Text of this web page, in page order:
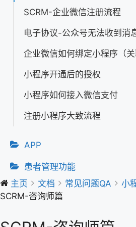
SCRM-企业微信注册流程
电子协议-公众号无法收到消
企业微信如何绑定小程序（关
小程序开通后的授权
小程序如何接入微信支付
注册小程序大致流程
APP
患者管理功能
主页
文档 常见问题QA
小
SCRM-咨询师篇